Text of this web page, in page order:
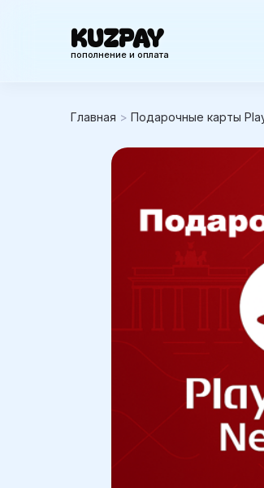
KUZPAY
пополнение и оплата
Главная > Подарочные карты